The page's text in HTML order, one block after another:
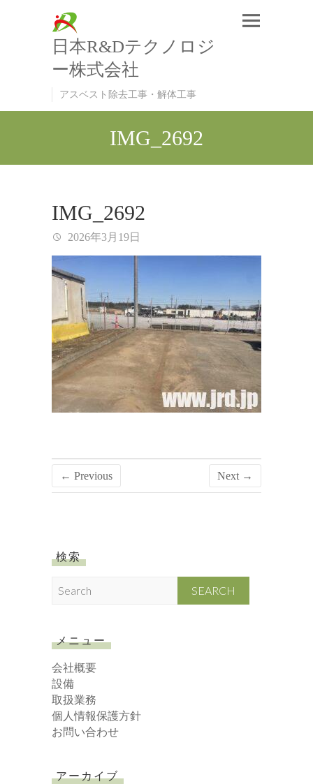
日本R&Dテクノロジ
ー株式会社
アスベスト除去工事・解体工事
IMG_2692
IMG_2692
2026年3月19日
← Previous Next →
検索
c
h
メニュー
会社概要
設備
取扱業務
個人情報保護方針
お問い合わせ
アーカイブ